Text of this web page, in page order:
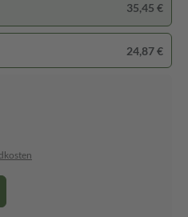
35,45 €
24,87 €